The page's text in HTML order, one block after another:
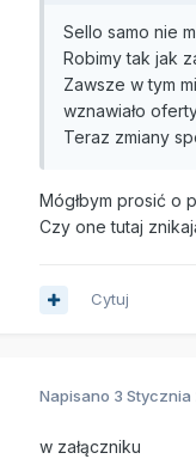
Sello samo nie
Robimy tak jak
Zawsze w tym
wznawiało
Teraz zmiany
Mógłbym prosić o
Czy one tutaj
Cytuj
Napisano 3
w załączniku